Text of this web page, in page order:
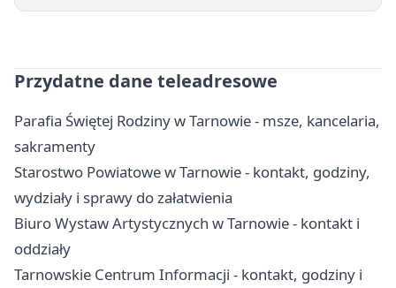
Przydatne dane teleadresowe
Parafia Świętej Rodziny w Tarnowie - msze, kancelaria,
sakramenty
Starostwo Powiatowe w Tarnowie - kontakt, godziny,
wydziały i sprawy do załatwienia
Biuro Wystaw Artystycznych w Tarnowie - kontakt i
oddziały
Tarnowskie Centrum Informacji - kontakt, godziny i